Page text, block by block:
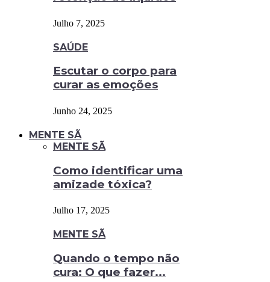
Julho 7, 2025
SAÚDE
Escutar o corpo para
curar as emoções
Junho 24, 2025
MENTE SÃ
MENTE SÃ
Como identificar uma
amizade tóxica?
Julho 17, 2025
MENTE SÃ
Quando o tempo não
cura: O que fazer...